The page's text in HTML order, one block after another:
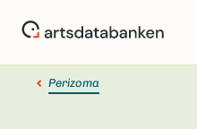
Perizoma